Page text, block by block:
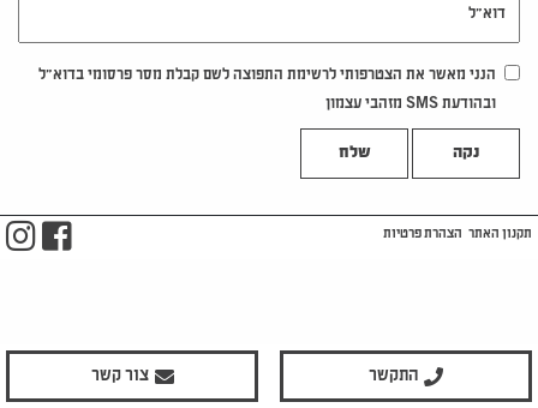
הנני מאשר את הצטרפותי לרשימת התפוצה לשם קבלת מסר פרסומי בדוא"ל
ובהודעת SMS מזהבי עצמון
נקה
התקשר צור קשר
תקנון האתר הצהרת פרטיות